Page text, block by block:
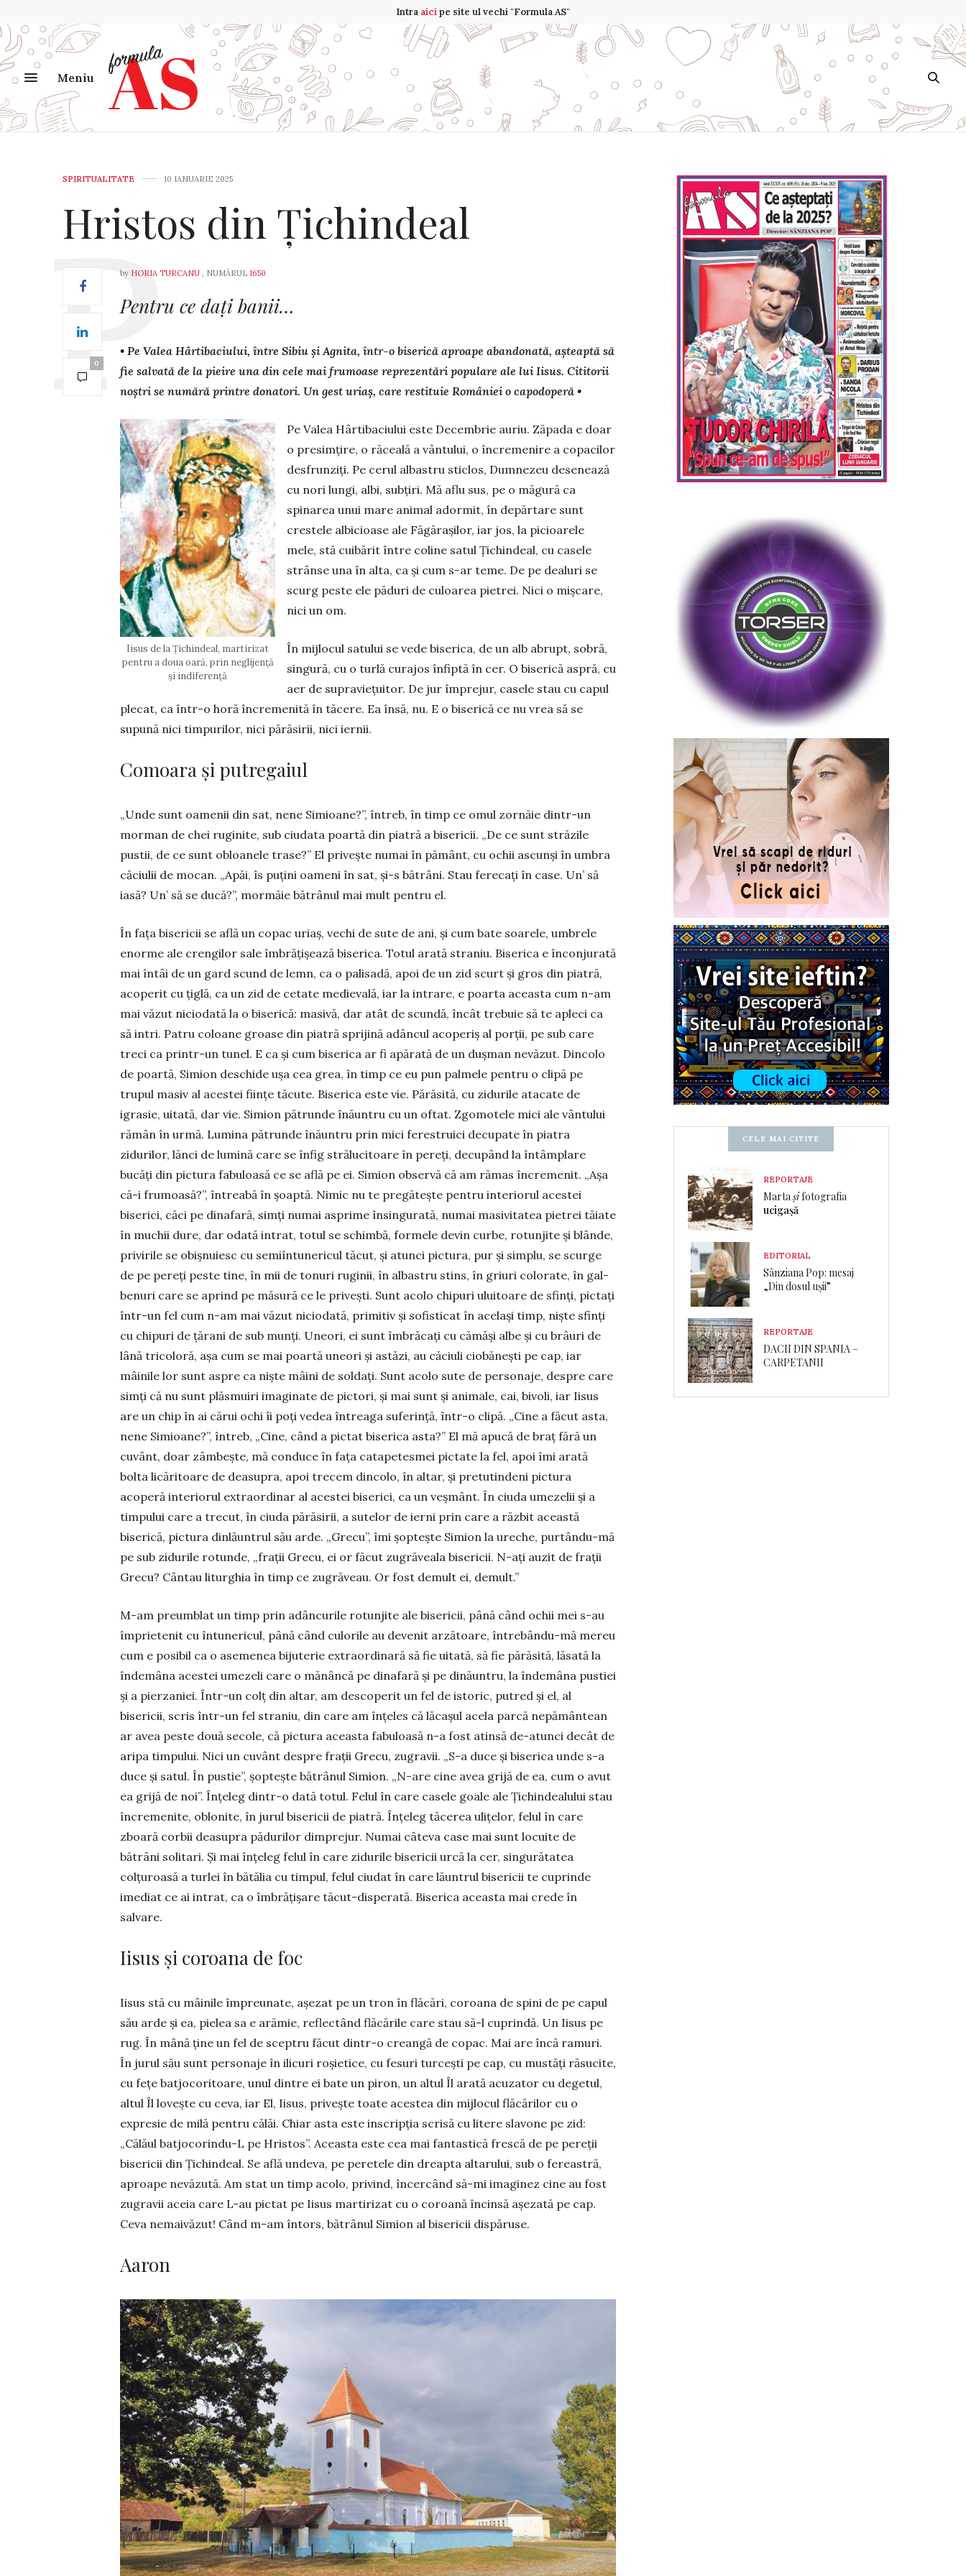
Intra aicipe site ul vechi "Formula AS"
Meniu
SPIRITUALITATE 10 IANUARIE 2025
Hristos din Țichindeal
0
by HORIA TURCANU , NUMĂRUL 1650
Pentru ce dați banii…
• Pe Valea Hârtibaciului, între Sibiu și Agnita, într-o biserică aproape abandonată, așteaptă să
fie salvată de la pieire una din cele mai frumoase reprezentări populare ale lui Iisus. Cititorii
noștri se numără printre donatori. Un gest uriaș, care restituie României o capodoperă •
Iisus de la Țichindeal, martirizat
pentru a doua oară, prin neglijență
și indiferență
Pe Valea Hârtibaciului este Decembrie auriu. Zăpada e doar
o presimțire, o răceală a vân­tului, o încremenire a copacilor
desfrunziți. Pe cerul albastru sticlos, Dumnezeu desenează
cu nori lungi, albi, subțiri. Mă aflu sus, pe o mă­gu­ră ca
spinarea unui mare animal adormit, în depărtare sunt
crestele albicioase ale Făgă­rașilor, iar jos, la picioarele
mele, stă cuibărit între coline satul Țichindeal, cu casele
strânse una în alta, ca și cum s-ar teme. De pe dealuri se
scurg peste ele păduri de culoarea pietrei. Nici o mișcare,
nici un om.
În mijlocul satului se vede bise­rica, de un alb abrupt, sobră,
sin­gură, cu o turlă curajos în­fiptă în cer. O biserică aspră, cu
aer de supra­vie­­țuitor. De jur împrejur, casele stau cu capul
ple­cat, ca într-o horă încre­me­nită în tăcere. Ea însă, nu. E o biserică ce nu vrea să se
supună nici timpurilor, nici părăsirii, nici iernii.
Comoara și putregaiul
„Unde sunt oamenii din sat, nene Si­mi­oa­ne?”, întreb, în timp ce omul zornăie dintr-un
morman de chei ruginite, sub ciudata poartă din piatră a bisericii. „De ce sunt străzile
pustii, de ce sunt obloanele trase?” El privește numai în pământ, cu ochii ascunși în umbra
căciulii de mocan. „Apăi, îs puțini oameni în sat, și-s bă­trâni. Stau ferecați în case. Un’ să
iasă? Un’ să se ducă?”, mormăie bătrânul mai mult pentru el.
În fața bisericii se află un copac uriaș, vechi de sute de ani, și cum bate soarele, umbrele
enorme ale crengilor sale îmbrățișează biserica. Totul arată straniu. Biserica e înconjurată
mai întâi de un gard scund de lemn, ca o palisadă, apoi de un zid scurt și gros din piatră,
acoperit cu țiglă, ca un zid de cetate medievală, iar la intrare, e poarta aceasta cum n-am
mai văzut niciodată la o biserică: masivă, dar atât de scun­dă, încât trebuie să te apleci ca
să intri. Patru coloane groase din piatră sprijină adân­cul acoperiș al porții, pe sub care
treci ca prin­tr-un tunel. E ca și cum biserica ar fi apărată de un dușman nevăzut. Dincolo
de poartă, Simion deschide ușa cea grea, în timp ce eu pun pal­mele pentru o clipă pe
trupul masiv al acestei ființe tăcute. Biserica este vie. Părăsită, cu zidurile atacate de
igrasie, uitată, dar vie. Simion pătrunde înăuntru cu un oftat. Zgomotele mici ale vântului
rămân în urmă. Lumina pă­trunde înăuntru prin mici ferestruici de­cu­pate în piatra
zidurilor, lănci de lumină care se înfig stră­lucitoare în pereți, de­cupând la întâmplare
bucăți din pictura fa­buloasă ce se află pe ei. Simion observă că am rămas încremenit. „Așa
că-i fru­moa­să?”, întreabă în șoaptă. Nimic nu te pre­gătește pentru interiorul acestei
biserici, căci pe dinafară, simți numai as­prime însingurată, numai masivitatea pie­trei tăiate
în muchii dure, dar odată in­trat, totul se schimbă, formele devin curbe, rotunjite și blânde,
privirile se obiș­nuiesc cu semiîntunericul tăcut, și atunci pictura, pur și simplu, se scurge
de pe pereți peste tine, în mii de tonuri ruginii, în albastru stins, în griuri colorate, în gal­
benuri care se aprind pe măsură ce le privești. Sunt acolo chipuri uluitoare de sfinți, pictați
într-un fel cum n-am mai văzut niciodată, primitiv și sofisticat în același timp, niște sfinți
cu chipuri de țărani de sub munți. Une­ori, ei sunt îmbrăcați cu cămăși albe și cu brâuri de
lână tricoloră, așa cum se mai poartă uneori și astăzi, au căciuli ciobănești pe cap, iar
mâinile lor sunt aspre ca niște mâini de soldați. Sunt acolo sute de personaje, despre care
simți că nu sunt plăsmuiri imaginate de pictori, și mai sunt și animale, cai, bivoli, iar Iisus
are un chip în ai cărui ochi îi poți vedea întreaga suferință, într-o clipă. „Cine a făcut asta,
nene Simioane?”, întreb, „Cine, când a pictat bise­ri­ca asta?” El mă apucă de braț fără un
cuvânt, doar zâmbește, mă conduce în fața catapetesmei pictate la fel, apoi îmi arată
bolta licăritoare de deasupra, apoi trecem dincolo, în altar, și pretutindeni pictura
acoperă interiorul extraor­dinar al acestei biserici, ca un veșmânt. În ciuda ume­zelii și a
timpului care a trecut, în ciuda părăsirii, a sutelor de ierni prin care a răzbit această
biserică, pic­tura dinlăuntrul său arde. „Grecu”, îmi șoptește Si­mion la ureche, purtân­du-mă
pe sub zidurile ro­tunde, „frații Grecu, ei or făcut zu­grăveala bisericii. N-ați auzit de frații
Grecu? Cântau liturghia în timp ce zugrăveau. Or fost demult ei, demult.”
M-am preumblat un timp prin adâncurile rotun­jite ale bisericii, până când ochii mei s-au
împrietenit cu întunericul, până când culorile au devenit arză­toa­re, întrebându-mă mereu
cum e posibil ca o asemenea bijuterie extraordinară să fie uitată, să fie părăsită, lă­sată la
îndemâna acestei umezeli care o mă­nân­că pe dinafară și pe dinăuntru, la înde­mâ­na pustiei
și a pierzaniei. Într-un colț din al­tar, am descoperit un fel de istoric, putred și el, al
bisericii, scris într-un fel straniu, din ca­re am înțeles că lăcașul acela parcă nepămân­tean
ar avea peste două secole, că pictura aceasta fabuloasă n-a fost atinsă de-atunci decât de
aripa timpului. Nici un cuvânt despre frații Grecu, zugravii. „S-a duce și biserica un­de s-a
duce și satul. În pustie”, șoptește bătrâ­nul Simion. „N-are cine avea grijă de ea, cum o avut
ea grijă de noi”. Înțeleg dintr-o dată to­tul. Felul în care casele goale ale Țichin­dea­lu­lui stau
încremenite, oblo­nite, în jurul bisericii de piatră. Înțeleg tăcerea ulițelor, felul în care
zboară corbii deasupra pădurilor dimprejur. Numai câteva case mai sunt locuite de
bătrâni solitari. Și mai înțeleg felul în care zidurile bise­ricii urcă la cer, sin­gu­rătatea
colțuroasă a turlei în bătălia cu timpul, felul ciudat în care lăuntrul bisericii te cuprinde
imediat ce ai intrat, ca o îmbrățișare tăcut-disperată. Bise­rica aceasta mai crede în
salvare.
Iisus și coroana de foc
Iisus stă cu mâinile împreunate, așezat pe un tron în flăcări, coroana de spini de pe capul
său arde și ea, pielea sa e arămie, reflectând flăcările care stau să-l cuprindă. Un Iisus pe
rug. În mână ține un fel de sceptru făcut dintr-o creangă de copac. Mai are încă ramuri.
În jurul său sunt personaje în ilicuri roșietice, cu fesuri turcești pe cap, cu mustăți răsucite,
cu fețe batjocoritoare, unul dintre ei bate un pi­ron, un altul Îl arată acuzator cu degetul,
altul Îl lovește cu ceva, iar El, Iisus, privește toate acestea din mijlocul flăcărilor cu o
expresie de milă pentru călăi. Chiar asta este inscripția scrisă cu litere slavone pe zid:
„Călăul bat­jo­co­rin­du-L pe Hristos”. Aceasta este cea mai fantastică frescă de pe pereții
bisericii din Ți­chindeal. Se află undeva, pe peretele din dreap­ta altarului, sub o fereastră,
aproape ne­vă­zută. Am stat un timp acolo, privind, încer­când să-mi imaginez cine au fost
zugravii aceia care L-au pictat pe Iisus mar­ti­rizat cu o coroană încinsă așezată pe cap.
Ceva ne­mai­văzut! Când m-am întors, bătrânul Simion al bisericii dispăruse.
Aaron
CELE MAI CITITE
REPORTAJE
Martașifotografia
ucigașă
EDITORIAL
Sânziana Pop: mesaj
„Din dosul ușii”
REPORTAJE
DACII DIN SPANIA –
CARPETANII